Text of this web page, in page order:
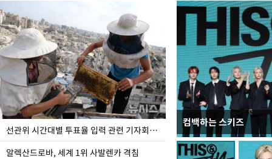
선관위 시간대별 투표율 입력 관련 기자회견하는 주진우 의원
알렉산드로바, 세계 1위 사발렌카 격침
컴백하는 스키즈
무더위 잊는 도심형
페스티벌'